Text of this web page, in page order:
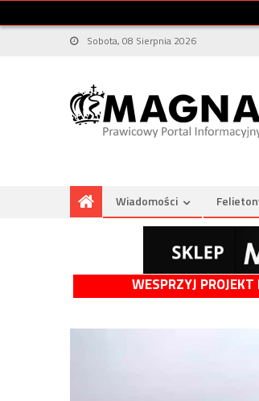
Sobota, 08 Sierpnia 2026
Wiadomości
WESPRZYJ